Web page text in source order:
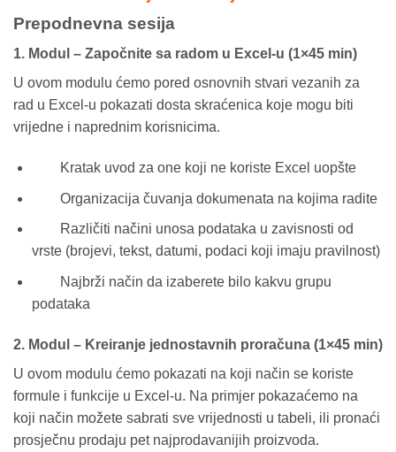
Prepodnevna sesija
1. Modul – Započnite sa radom u Excel-u (1×45 min)
U ovom modulu ćemo pored osnovnih stvari vezanih za
rad u Excel-u pokazati dosta skraćenica koje mogu biti
vrijedne i naprednim korisnicima.
Kratak uvod za one koji ne koriste Excel uopšte
Organizacija čuvanja dokumenata na kojima radite
Različiti načini unosa podataka u zavisnosti od
vrste (brojevi, tekst, datumi, podaci koji imaju pravilnost)
Najbrži način da izaberete bilo kakvu grupu
podataka
2. Modul – Kreiranje jednostavnih proračuna (1×45 min)
U ovom modulu ćemo pokazati na koji način se koriste
formule i funkcije u Excel-u. Na primjer pokazaćemo na
koji način možete sabrati sve vrijednosti u tabeli, ili pronaći
prosječnu prodaju pet najprodavanijih proizvoda.